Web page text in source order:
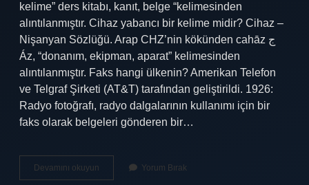
kelime” ders kitabı, kanıt, belge “kelimesinden
alıntılanmıştır. Cihaz yabancı bir kelime midir? Cihaz –
Nişanyan Sözlüğü. Arap CHZ’nin kökünden cahāz ج
Áz, “donanım, ekipman, aparat” kelimesinden
alıntılanmıştır. Faks hangi ülkenin? Amerikan Telefon
ve Telgraf Şirketi (AT&T) tarafından geliştirildi. 1926:
Radyo fotoğrafı, radyo dalgalarının kullanımı için bir
faks olarak belgeleri gönderen bir…
Devamını okuyun
Yabancı
Yorum Bırak